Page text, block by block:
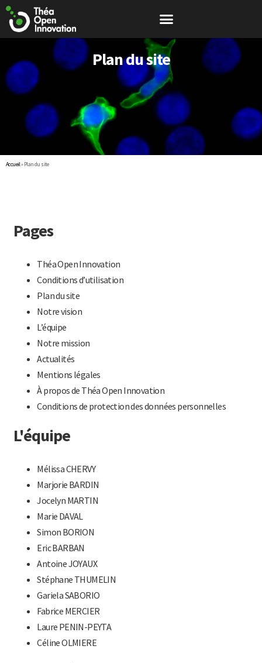
Plan du site
Accueil»Plan du site
Pages
Théa Open Innovation
Conditions d’utilisation
Plan du site
Notre vision
L’équipe
Notre mission
Actualités
Mentions légales
À propos de Théa Open Innovation
Conditions de protection des données personnelles
L'équipe
Mélissa CHERVY
Marjorie BARDIN
Jocelyn MARTIN
Marie DAVAL
Simon BORION
Eric BARBAN
Antoine JOYAUX
Stéphane THUMELIN
Gariela SABORIO
Fabrice MERCIER
Laure PENIN-PEYTA
Céline OLMIERE